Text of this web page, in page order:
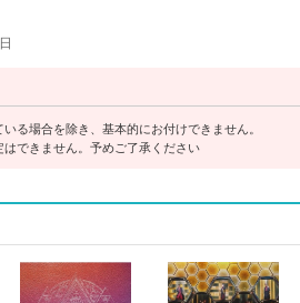
る場合を除き、基本的にお付けできません。
できません。予めご了承ください